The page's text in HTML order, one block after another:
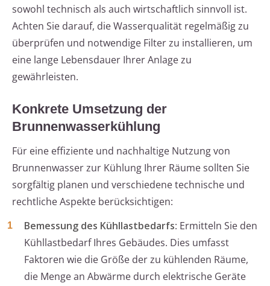
sowohl technisch als auch wirtschaftlich sinnvoll ist.
Achten Sie darauf, die Wasserqualität regelmäßig zu
überprüfen und notwendige Filter zu installieren, um
eine lange Lebensdauer Ihrer Anlage zu
gewährleisten.
Konkrete Umsetzung der
Brunnenwasserkühlung
Für eine effiziente und nachhaltige Nutzung von
Brunnenwasser zur Kühlung Ihrer Räume sollten Sie
sorgfältig planen und verschiedene technische und
rechtliche Aspekte berücksichtigen:
Bemessung des Kühllastbedarfs: Ermitteln Sie den
Kühllastbedarf Ihres Gebäudes. Dies umfasst
Faktoren wie die Größe der zu kühlenden Räume,
die Menge an Abwärme durch elektrische Geräte